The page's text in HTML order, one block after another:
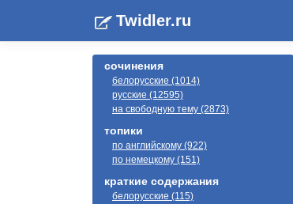
Twidler.ru
сочинения
белорусские (1014)
русские (12595)
на свободную тему (2873)
топики
по английскому (922)
по немецкому (151)
краткие содержания
белорусские (115)